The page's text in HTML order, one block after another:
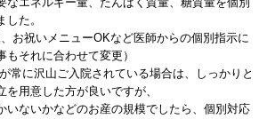
た。
、お祝いメニューOKなど医師からの個別指示に
もそれに合わせて変更）
常に沢山ご入院されている場合は、しっかりと
を用意した方が良いですが、
いないかなどのお産の規模でしたら、個別対応